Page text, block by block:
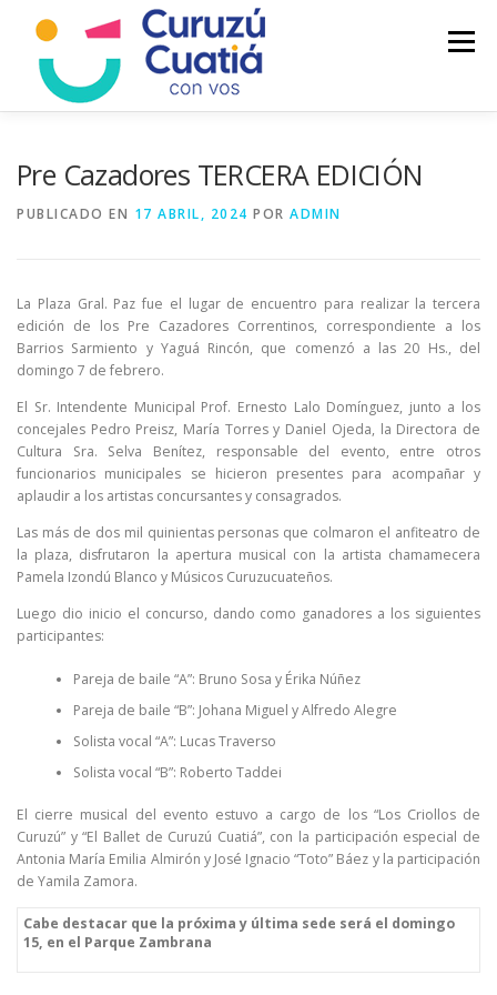
contenido
Menú
Pre Cazadores TERCERA EDICIÓN
PUBLICADO EN 17 ABRIL, 2024 POR ADMIN
La Plaza Gral. Paz fue el lugar de encuentro para realizar la tercera
edición de los Pre Cazadores Correntinos, correspondiente a los
Barrios Sarmiento y Yaguá Rincón, que comenzó a las 20 Hs., del
domingo 7 de febrero.
El Sr. Intendente Municipal Prof. Ernesto Lalo Domínguez, junto a los
concejales Pedro Preisz, María Torres y Daniel Ojeda, la Directora de
Cultura Sra. Selva Benítez, responsable del evento, entre otros
funcionarios municipales se hicieron presentes para acompañar y
aplaudir a los artistas concursantes y consagrados.
Las más de dos mil quinientas personas que colmaron el anfiteatro de
la plaza, disfrutaron la apertura musical con la artista chamamecera
Pamela Izondú Blanco y Músicos Curuzucuateños.
Luego dio inicio el concurso, dando como ganadores a los siguientes
participantes:
Pareja de baile “A”: Bruno Sosa y Érika Núñez
Pareja de baile “B”: Johana Miguel y Alfredo Alegre
Solista vocal “A”: Lucas Traverso
Solista vocal “B”: Roberto Taddei
El cierre musical del evento estuvo a cargo de los “Los Criollos de
Curuzú” y “El Ballet de Curuzú Cuatiá”, con la participación especial de
Antonia María Emilia Almirón y José Ignacio “Toto” Báez y la participación
de Yamila Zamora.
Cabe destacar que la próxima y última sede será el domingo
15, en el Parque Zambrana